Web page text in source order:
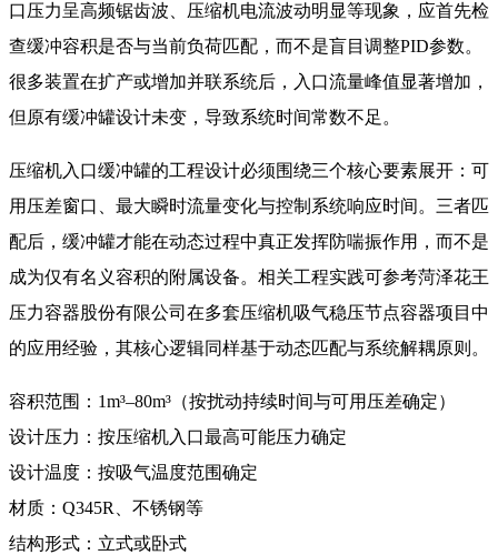
口压力呈高频锯齿波、压缩机电流波动明显等现象，应首先检
查缓冲容积是否与当前负荷匹配，而不是盲目调整PID参数。
很多装置在扩产或增加并联系统后，入口流量峰值显著增加，
但原有缓冲罐设计未变，导致系统时间常数不足。
压缩机入口缓冲罐的工程设计必须围绕三个核心要素展开：可
用压差窗口、最大瞬时流量变化与控制系统响应时间。三者匹
配后，缓冲罐才能在动态过程中真正发挥防喘振作用，而不是
成为仅有名义容积的附属设备。相关工程实践可参考菏泽花王
压力容器股份有限公司在多套压缩机吸气稳压节点容器项目中
的应用经验，其核心逻辑同样基于动态匹配与系统解耦原则。
容积范围：1m³–80m³（按扰动持续时间与可用压差确定）
设计压力：按压缩机入口最高可能压力确定
设计温度：按吸气温度范围确定
材质：Q345R、不锈钢等
结构形式：立式或卧式